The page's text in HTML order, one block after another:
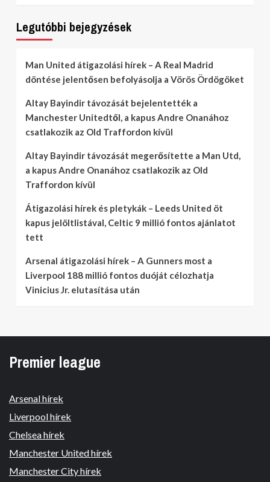
Legutóbbi bejegyzések
Man United átigazolási hírek – A Real Madrid
döntése jelentősen befolyásolja a Vörös Ördögöket
Altay Bayindir távozását bejelentették a
Manchester Unitedtől, a kapus Andre Onanához
csatlakozik az Old Traffordon kívül
Altay Bayindir távozását megerősítette a Man Utd,
a kapus Andre Onanához csatlakozik az Old
Traffordon kívül
Átigazolási hírek és pletykák – Leeds United öt
kapus jelöltlistával, Celtic 9 millió fontos ajánlatot
tett
Arsenal átigazolási hírek – A Gunners most a
Liverpool 188 millió fontos duóját célozhatja
Vinicius Jr. elutasítása után
Premier league
Arsenal hírek
Liverpool hírek
Chelsea hírek
Manchester United hírek
Manchester City hírek